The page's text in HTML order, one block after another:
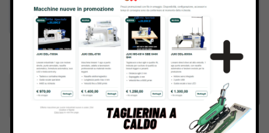
Inviando il messaggio confermo di aver letto e accettato
Termini e condizionidel sito web